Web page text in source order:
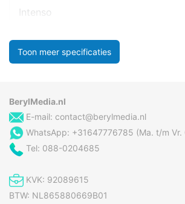
Intenso
Toon meer specificaties
BerylMedia.nl
E-mail: contact@berylmedia.nl
WhatsApp: +31647776785 (Ma. t/m
Tel: 088-0204685
KVK: 92089615
BTW: NL865880669B01